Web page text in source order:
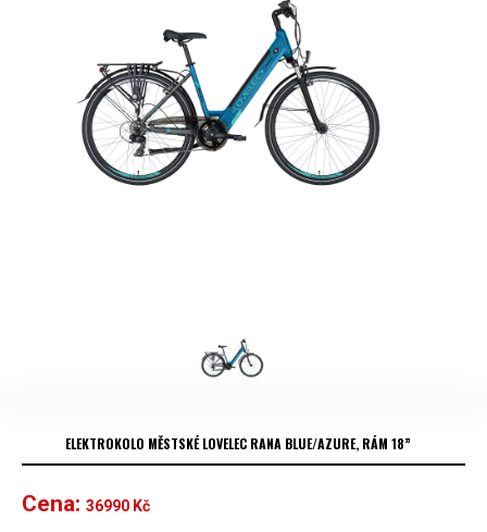
ELEKTROKOLO MĚSTSKÉ LOVELEC RANA BLUE/AZURE, RÁM 18”
Cena: 36990 Kč